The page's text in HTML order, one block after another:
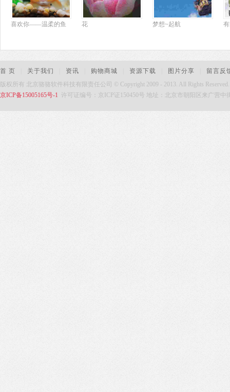
喜欢你——温柔的鱼 花 梦想~起航
首 页 关于我们 资讯 购物商城 资源下载 图片分享
留言反
版权所有 北京骆骆软件科技有限责任公司 © Copyright 2009 - 2013. All Rights
京ICP备15005165号-1 许可证编号：京ICP证150450号 地址：北京市朝阳区来广营